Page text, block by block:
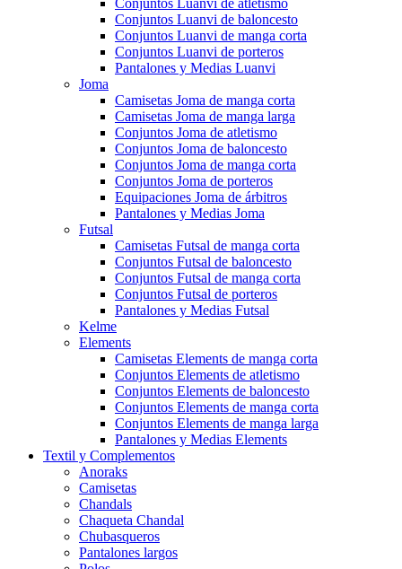
Conjuntos Luanvi de atletismo
Conjuntos Luanvi de baloncesto
Conjuntos Luanvi de manga corta
Conjuntos Luanvi de porteros
Pantalones y Medias Luanvi
Joma
Camisetas Joma de manga corta
Camisetas Joma de manga larga
Conjuntos Joma de atletismo
Conjuntos Joma de baloncesto
Conjuntos Joma de manga corta
Conjuntos Joma de porteros
Equipaciones Joma de árbitros
Pantalones y Medias Joma
Futsal
Camisetas Futsal de manga corta
Conjuntos Futsal de baloncesto
Conjuntos Futsal de manga corta
Conjuntos Futsal de porteros
Pantalones y Medias Futsal
Kelme
Elements
Camisetas Elements de manga corta
Conjuntos Elements de atletismo
Conjuntos Elements de baloncesto
Conjuntos Elements de manga corta
Conjuntos Elements de manga larga
Pantalones y Medias Elements
Textil y Complementos
Anoraks
Camisetas
Chandals
Chaqueta Chandal
Chubasqueros
Pantalones largos